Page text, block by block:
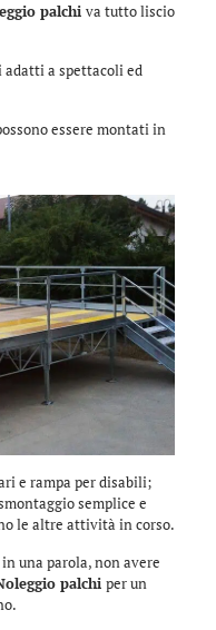
palchi va tutto liscio
a spettacoli ed
essere montati in
e rampa per disabili;
semplice e
le altre attività in corso.
una parola, non avere
palchi per un